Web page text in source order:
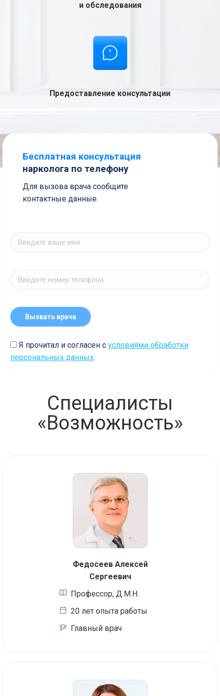
и обследования
Предоставление консультации
Бесплатная консультация
нарколога по телефону
Для вызова врача сообщите
контактные данные.
Я прочитал и согласен с условиями обработки
персональных данных.
Специалисты
«Возможность»
Федосеев Алексей
Сергеевич
Профессор, Д.М.Н.
20 лет опыта работы
Главный врач